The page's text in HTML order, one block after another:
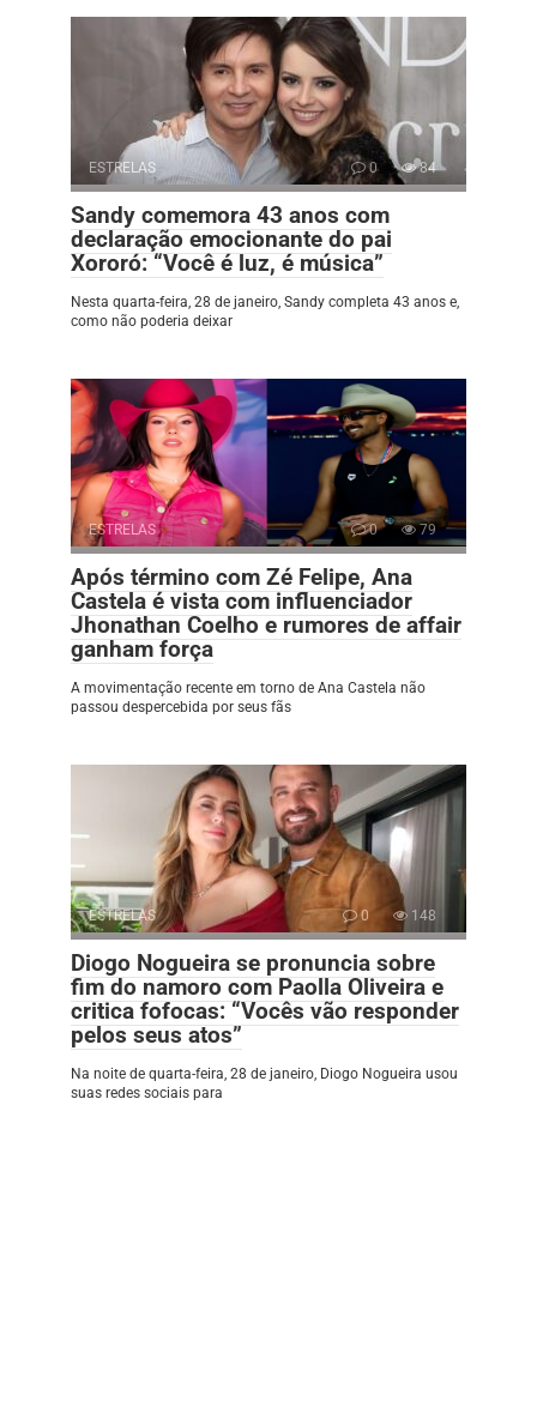
ESTRELAS 0 84
Sandy comemora 43 anos com
declaração emocionante do pai
Xororó: “Você é luz, é música”
Nesta quarta-feira, 28 de janeiro, Sandy completa 43 anos e,
como não poderia deixar
ESTRELAS 0 79
Após término com Zé Felipe, Ana
Castela é vista com influenciador
Jhonathan Coelho e rumores de affair
ganham força
A movimentação recente em torno de Ana Castela não
passou despercebida por seus fãs
ESTRELAS 0 148
Diogo Nogueira se pronuncia sobre
fim do namoro com Paolla Oliveira e
critica fofocas: “Vocês vão responder
pelos seus atos”
Na noite de quarta-feira, 28 de janeiro, Diogo Nogueira usou
suas redes sociais para